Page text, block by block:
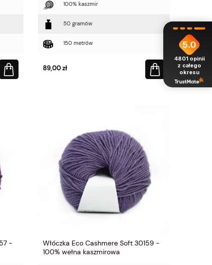
100% kaszmir
50 gramów
150 metrów
89,00 zł
-
Włóczka Eco Cashmere Soft 30159 -
100% wełna kaszmirowa
5.0
4801 opinii
z całego
okresu